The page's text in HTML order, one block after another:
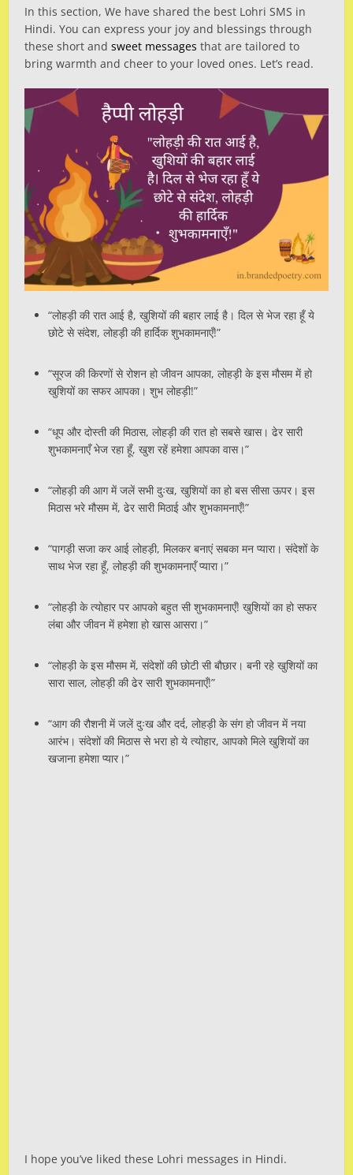
In this section, We have shared the best Lohri SMS in
Hindi. You can express your joy and blessings through
these short andsweet messages that are tailored to
bring warmth and cheer to your loved ones. Let’s read.
“लोहड़ी की रात आई है, खुशियों की बहार लाई है। दिल से भेज रहा हूँ ये
छोटे से संदेश, लोहड़ी की हार्दिक शुभकामनाएँ!”
“सूरज की किरणों से रोशन हो जीवन आपका, लोहड़ी के इस मौसम में हो
खुशियों का सफर आपका। शुभ लोहड़ी!”
“धूप और दोस्ती की मिठास, लोहड़ी की रात हो सबसे खास। ढेर सारी
शुभकामनाएँ भेज रहा हूँ, खुश रहें हमेशा आपका वास।”
“लोहड़ी की आग में जलें सभी दुःख, खुशियों का हो बस सीसा ऊपर। इस
मिठास भरे मौसम में, ढेर सारी मिठाई और शुभकामनाएँ!”
“पागड़ी सजा कर आई लोहड़ी, मिलकर बनाएं सबका मन प्यारा। संदेशों के
साथ भेज रहा हूँ, लोहड़ी की शुभकामनाएँ प्यारा।”
“लोहड़ी के त्योहार पर आपको बहुत सी शुभकामनाएँ! खुशियों का हो सफर
लंबा और जीवन में हमेशा हो खास आसरा।”
“लोहड़ी के इस मौसम में, संदेशों की छोटी सी बौछार। बनी रहे खुशियों का
सारा साल, लोहड़ी की ढेर सारी शुभकामनाएँ!”
“आग की रौशनी में जलें दुःख और दर्द, लोहड़ी के संग हो जीवन में नया
आरंभ। संदेशों की मिठास से भरा हो ये त्योहार, आपको मिले खुशियों का
खजाना हमेशा प्यार।”
I hope you’ve liked these Lohri messages in Hindi.